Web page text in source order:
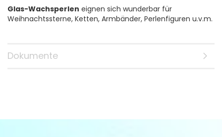
Glas-Wachsperlen eignen sich wunderbar für
Weihnachtssterne, Ketten, Armbänder, Perlenfiguren u.v.m.
Dokumente